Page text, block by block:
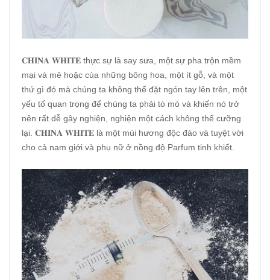
𝐂𝐇𝐈𝐍𝐀 𝐖𝐇𝐈𝐓𝐄 thực sự là say sưa, một sự pha trộn mềm
mại và mê hoặc của những bông hoa, một ít gỗ, và một
thứ gì đó mà chúng ta không thể đặt ngón tay lên trên, một
yếu tố quan trọng để chúng ta phải tò mò và khiến nó trở
nên rất dễ gây nghiện, nghiện một cách không thể cưỡng
lại. 𝐂𝐇𝐈𝐍𝐀 𝐖𝐇𝐈𝐓𝐄 là một mùi hương độc đáo và tuyệt vời
cho cả nam giới và phụ nữ ở nồng độ Parfum tinh khiết.